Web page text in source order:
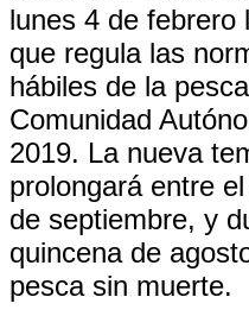
lunes 4 de febrero
que regula las
hábiles de la
Comunidad
2019. La nueva
prolongará entre
de septiembre, y
quincena de
pesca sin muerte.